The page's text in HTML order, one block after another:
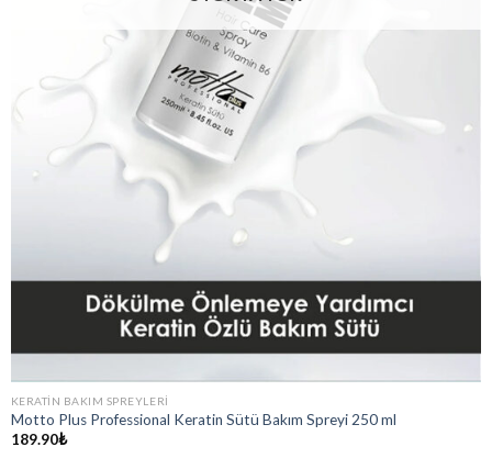
KERATIN BAKIM SPREYLERI
Motto Plus Professional Keratin Sütü Bakım Spreyi 250 ml
189.90₺